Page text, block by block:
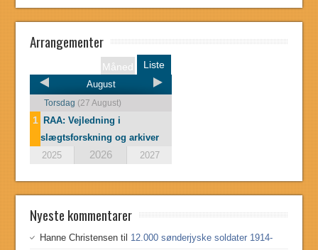
Arrangementer
Liste
Måned
August
Torsdag (27 August)
1 RAA: Vejledning i
slægtsforskning og arkiver
2025
2026 2027
Nyeste kommentarer
Hanne Christensen til 12.000 sønderjyske soldater 1914-